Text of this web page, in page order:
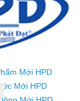
Mới HPD
Mới HPD